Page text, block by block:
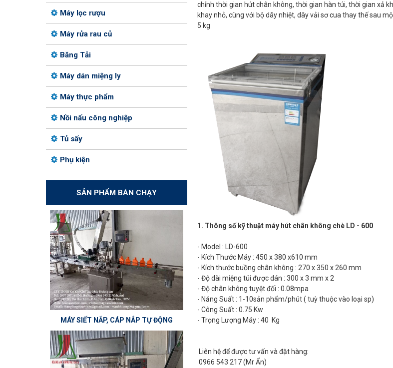
chỉnh thời gian hút chân không, thời gian hàn túi, thời gian xả
khay nhỏ, cùng với bộ dây nhiệt, dây vải sơ cua thay thế sau
5 kg
1. Thông số kỹ thuật máy hút chân không chè LD - 600
- Model : LD-600
- Kích Thước Máy : 450 x 380 x610 mm
- Kích thước buồng chân không : 270 x 350 x 260 mm
- Độ dài miệng túi được dán : 300 x 3 mm x 2
- Độ chân không tuyệt đối : 0.08mpa
- Năng Suất : 1-10sản phẩm/phút ( tuỳ thuộc vào loại sp)
- Công Suất : 0.75 Kw
- Trọng Lượng Máy : 40 Kg
Liên hệ để được tư vấn và đặt hàng:
0966 543 217 (Mr Ẩn)
Máy lọc rượu
Máy rửa rau củ
Băng Tải
Máy dán miệng ly
Máy thực phẩm
Nồi nấu công nghiệp
Tủ sấy
Phụ kiện
SẢN PHẨM BÁN CHẠY
MÁY SIẾT NẮP, CÁP NẮP TỰ ĐỘNG